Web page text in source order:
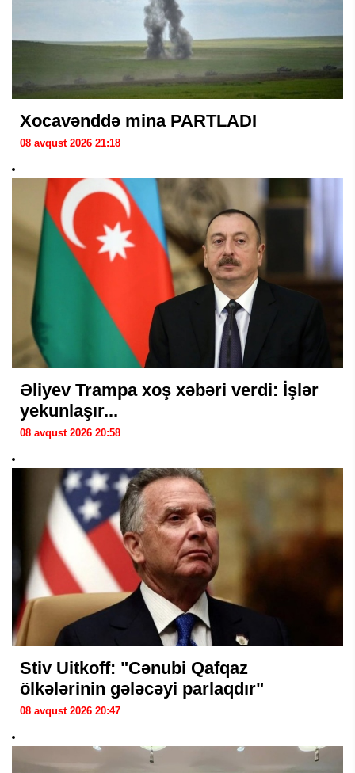
Xocavənddə mina PARTLADI
08 avqust 2026 21:18
Əliyev Trampa xoş xəbəri verdi: İşlər
yekunlaşır...
08 avqust 2026 20:58
Stiv Uitkoff: "Cənubi Qafqaz
ölkələrinin gələcəyi parlaqdır"
08 avqust 2026 20:47